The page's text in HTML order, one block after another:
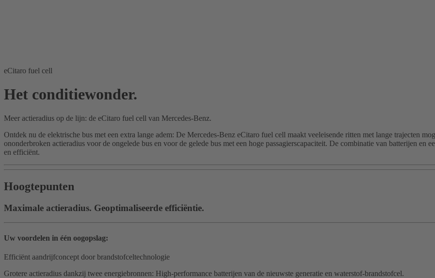
eCitaro fuel cell
Het conditiewonder.
Meer actieradius op de lijn: de eCitaro fuel cell van Mercedes-Benz.
Ontdek nu de elektrische bus met een extra lange adem: De Mercedes-Benz eCitaro fuel cell maakt veeleisende ritten met lange trajecten
ononderbroken actieradius voor de ongelede bus en voor de gelede bus met een hoge passagierscapaciteit. De combinatie van batterijen en
en efficiënt.
Hoogtepunten
Maximale actieradius. Geoptimaliseerde efficiëntie.
Uw voordelen in één oogopslag:
Efficiënt aandrijfconcept door brandstofceltechnologie
Grotere actieradius dankzij twee energiebronnen: High-performance batterijen van de nieuwste generatie en waterstof-brandstofcel.